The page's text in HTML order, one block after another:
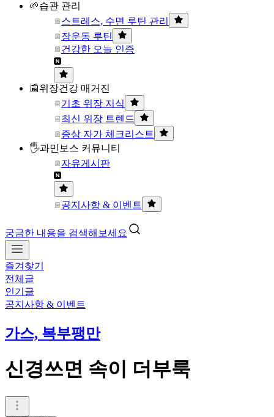
🌱습관 관리
스트레스, 수면 루틴 관리
장운동 루틴
건강한 오늘 인증
📰위장건강 매거진
기초 위장 지식
최신 위장 트렌드
증상 자가 체크리스트
🖐과민보스 커뮤니티
자유게시판
공지사항 & 이벤트
궁금한 내용을 검색해보세요
즐겨찾기
전체글
인기글
공지사항 & 이벤트
가스, 복부팽만
신경쓰면 속이 더부룩